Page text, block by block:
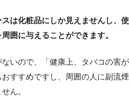
は化粧品にしか見えませんし、使
囲に与えることができます。
いので、「健康上、タバコの害が
すすめですし、周囲の人に副流煙
ん。